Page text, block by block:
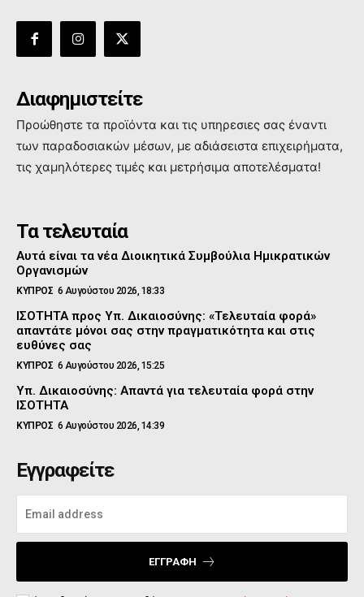
Διαφημιστείτε
Προώθηστε τα προϊόντα και τις υπηρεσιες σας έναντι
των παραδοσιακών μέσων, με αδιάσειστα επιχειρήματα,
τις χαμηλότερες τιμές και μετρήσιμα αποτελέσματα!
Τα τελευταία
Αυτά είναι τα νέα Διοικητικά Συμβούλια Ημικρατικών
Οργανισμών
ΚΥΠΡΟΣ 6 Αυγούστου 2026, 18:33
ΙΣΟΤΗΤΑ προς Υπ. Δικαιοσύνης: «Τελευταία φορά»
απαντάτε μόνοι σας στην πραγματικότητα και στις
ευθύνες σας
ΚΥΠΡΟΣ 6 Αυγούστου 2026, 15:25
Υπ. Δικαιοσύνης: Απαντά για τελευταία φορά στην
ΙΣΟΤΗΤΑ
ΚΥΠΡΟΣ 6 Αυγούστου 2026, 14:39
Εγγραφείτε
ΕΓΓΡΑΦΉ